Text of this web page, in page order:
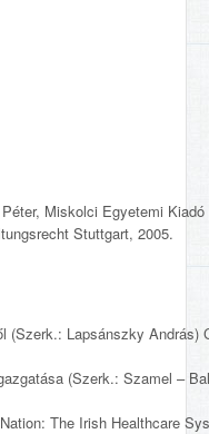
Miskolci Egyetemi Kiadó
Stuttgart, 2005.
(Szerk.: Lapsánszky András)
(Szerk.: Szamel –
The Irish Healthcare